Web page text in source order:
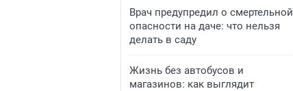
Врач предупредил о смертельной
опасности на даче: что нельзя
делать в саду
Жизнь без автобусов и
магазинов: как выглядит